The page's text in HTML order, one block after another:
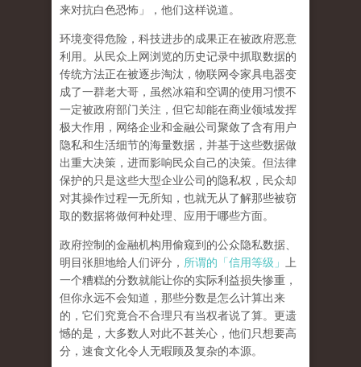
来对抗白色恐怖」，他们这样说道。
环境变得危险，科技进步的成果正在被政府恶意
利用。从民众上网浏览的历史记录中抓取数据的
传统方法正在被逐步淘汰，物联网令家具电器变
成了一群老大哥，虽然冰箱和空调的使用习惯不
一定被政府部门关注，但它却能在商业领域发挥
极大作用，网络企业和金融公司聚敛了含有用户
隐私和生活细节的海量数据，并基于这些数据做
出重大决策，进而影响民众自己的决策。但法律
保护的只是这些大型企业公司的隐私权，民众却
对其操作过程一无所知，也就无从了解那些被窃
取的数据将做何种处理、应用于哪些方面。
政府控制的金融机构用偷窥到的公众隐私数据、
明目张胆地给人们评分， 所谓的「信用等级」
上
一个糟糕的分数就能让你的实际利益损失惨重，
但你永远不会知道，那些分数是怎么计算出来
的，它们究竟合不合理只有当权者说了算。更遗
憾的是，大多数人对此不甚关心，他们只想要高
分，速食文化令人无暇顾及复杂的本源。